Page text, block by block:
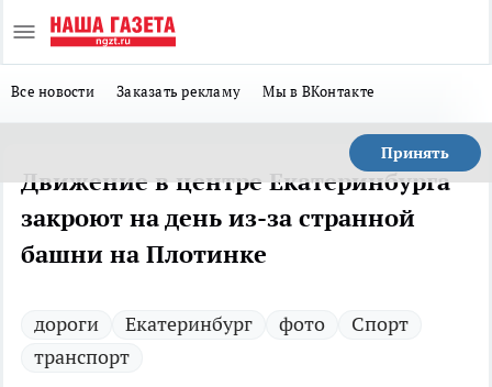
Все новости Заказать рекламу Мы в ВКонтакте
Принять
Движение в центре Екатеринбурга
закроют на день из-за странной
башни на Плотинке
дороги Екатеринбург фото
Спорт
транспорт